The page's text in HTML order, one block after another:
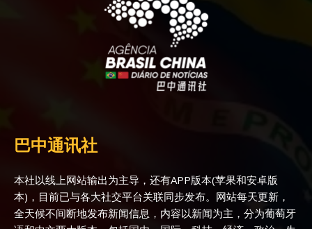
巴中通讯社
本社以线上网站输出为主导，还有APP版本(苹果和安卓版
本)，目前已与各大社交平台关联同步发布。网站每天更新，
全天候不间断地发布新闻信息，内容以新闻为主，分为葡萄牙